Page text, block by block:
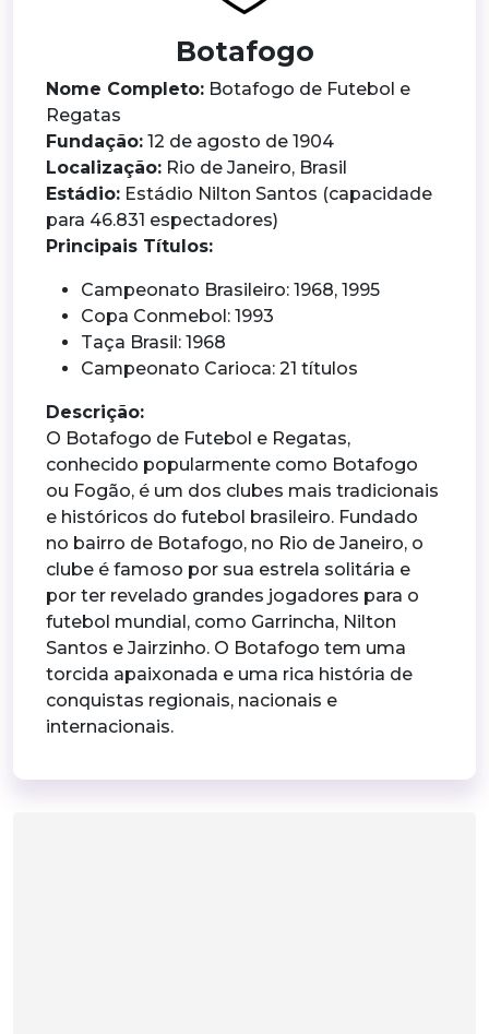
Botafogo
Nome Completo: Botafogo de Futebol e
Regatas
Fundação: 12 de agosto de 1904
Localização: Rio de Janeiro, Brasil
Estádio: Estádio Nilton Santos (capacidade
para 46.831 espectadores)
Principais Títulos:
Campeonato Brasileiro: 1968, 1995
Copa Conmebol: 1993
Taça Brasil: 1968
Campeonato Carioca: 21 títulos
Descrição:
O Botafogo de Futebol e Regatas,
conhecido popularmente como Botafogo
ou Fogão, é um dos clubes mais tradicionais
e históricos do futebol brasileiro. Fundado
no bairro de Botafogo, no Rio de Janeiro, o
clube é famoso por sua estrela solitária e
por ter revelado grandes jogadores para o
futebol mundial, como Garrincha, Nilton
Santos e Jairzinho. O Botafogo tem uma
torcida apaixonada e uma rica história de
conquistas regionais, nacionais e
internacionais.